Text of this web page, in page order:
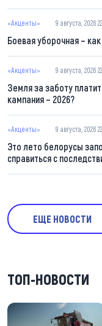
«Акценты» 9 августа, 2026
Боевая уборочная –
«Акценты» 9 августа, 2026
Земля за заботу
кампания – 2026?
«Акценты» 9 августа, 2026
Это лето белорусы
справиться с
ЕЩЕ НОВОСТИ
ТОП-НОВОСТИ